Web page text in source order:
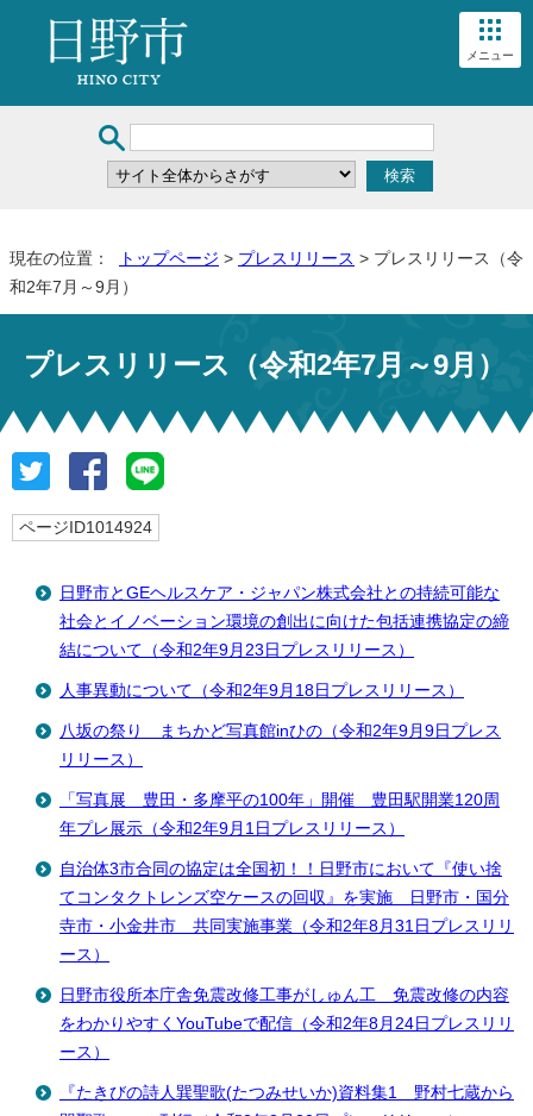
メニュー
現在の位置： トップページ > プレスリリース > プレスリリース（令
和2年7月～9月）
プレスリリース（令和2年7月～9月）
ページID1014924
日野市とGEヘルスケア・ジャパン株式会社との持続可能な
社会とイノベーション環境の創出に向けた包括連携協定の締
結について（令和2年9月23日プレスリリース）
人事異動について（令和2年9月18日プレスリリース）
八坂の祭り まちかど写真館inひの（令和2年9月9日プレス
リリース）
「写真展 豊田・多摩平の100年」開催 豊田駅開業120周
年プレ展示（令和2年9月1日プレスリリース）
自治体3市合同の協定は全国初！！日野市において『使い捨
てコンタクトレンズ空ケースの回収』を実施 日野市・国分
寺市・小金井市 共同実施事業（令和2年8月31日プレスリリ
ース）
日野市役所本庁舎免震改修工事がしゅん工 免震改修の内容
をわかりやすくYouTubeで配信（令和2年8月24日プレスリリ
ース）
『たきびの詩人巽聖歌(たつみせいか)資料集1 野村七蔵から